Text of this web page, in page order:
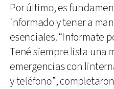
Por último, es
informado y tener a
esenciales. “Informate
Tené siempre lista una
emergencias con
y teléfono”,